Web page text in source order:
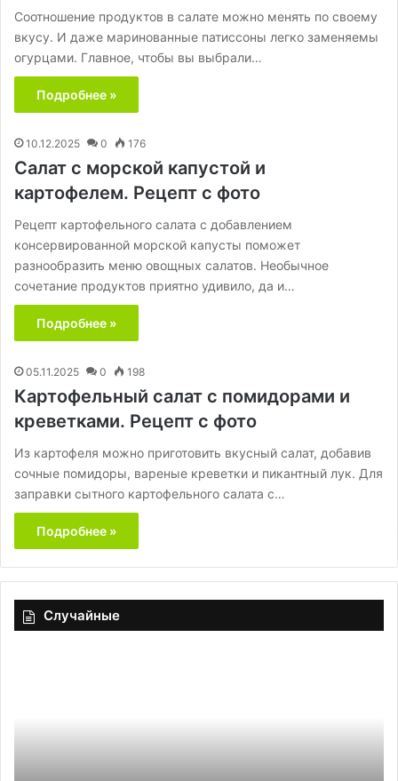
Соотношение продуктов в салате можно менять по своему
вкусу. И даже маринованные патиссоны легко заменяемы
огурцами. Главное, чтобы вы выбрали…
Подробнее »
10.12.2025 0 176
Салат с морской капустой и
картофелем. Рецепт с фото
Рецепт картофельного салата с добавлением
консервированной морской капусты поможет
разнообразить меню овощных салатов. Необычное
сочетание продуктов приятно удивило, да и…
Подробнее »
05.11.2025 0 198
Картофельный салат с помидорами и
креветками. Рецепт с фото
Из картофеля можно приготовить вкусный салат, добавив
сочные помидоры, вареные креветки и пикантный лук. Для
заправки сытного картофельного салата с…
Подробнее »
Случайные